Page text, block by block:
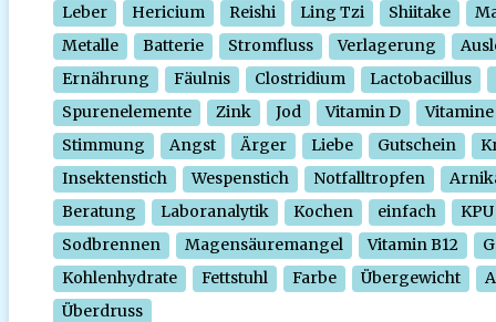
Leber
Hericium Reishi Ling Tzi Shiitake
Metalle
Batterie Stromfluss Verlagerung
Ernährung
Fäulnis Clostridium
Lactobacillus
Spurenelemente
Zink Jod Vitamin D
Vitamine
Stimmung
Angst Ärger Liebe Gutschein
Insektenstich
Wespenstich Notfalltropfen
Beratung
Laboranalytik Kochen einfach
KPU
Sodbrennen
Magensäuremangel Vitamin B12
Kohlenhydrate
Fettstuhl Farbe Übergewicht
Überdruss